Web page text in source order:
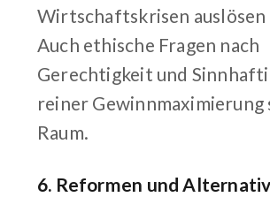
Wirtschaftskrisen auslösen
Auch ethische Fragen nach
Gerechtigkeit und
reiner Gewinnmaximierung
Raum.
6. Reformen und